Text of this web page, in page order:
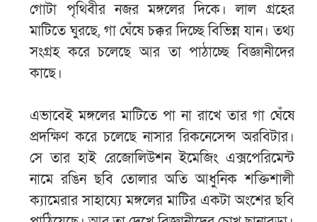
গোটা পৃথিবীর নজর মঙ্গলের দিকে। লাল গ্রহের
মাটিতে ঘুরছে, গা ঘেঁষে চক্কর দিচ্ছে বিভিন্ন যান। তথ্য
সংগ্রহ করে চলেছে আর তা পাঠাচ্ছে বিজ্ঞানীদের
কাছে।
এভাবেই মঙ্গলের মাটিতে পা না রাখে তার গা ঘেঁষে
প্রদক্ষিণ করে চলেছে নাসার রিকনেসেন্স অরবিটার।
সে তার হাই রেজোলিউশন ইমেজিং এক্সপেরিমেন্ট
নামে রঙিন ছবি তোলার অতি আধুনিক শক্তিশালী
ক্যামেরার সাহায্যে মঙ্গলের মাটির একটা অংশের ছবি